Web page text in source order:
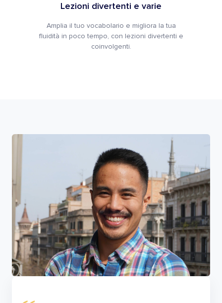
Lezioni divertenti e varie
Amplia il tuo vocabolario e migliora la tua
fluidità in poco tempo, con lezioni divertenti e
coinvolgenti.